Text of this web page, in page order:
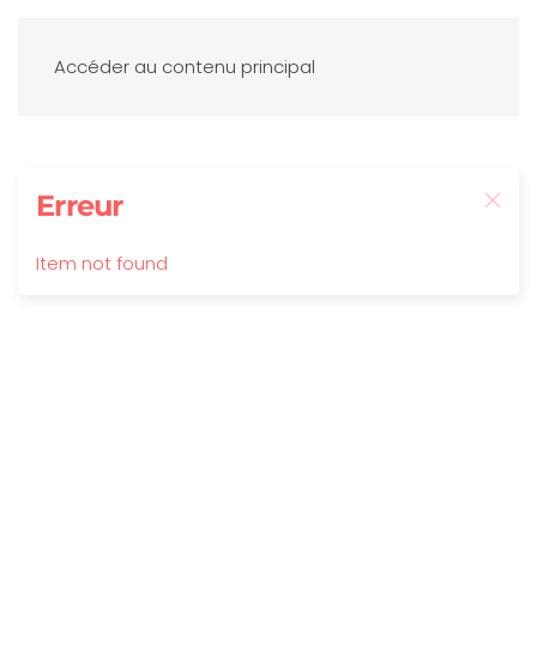
Accéder au contenu principal
Erreur
Item not found